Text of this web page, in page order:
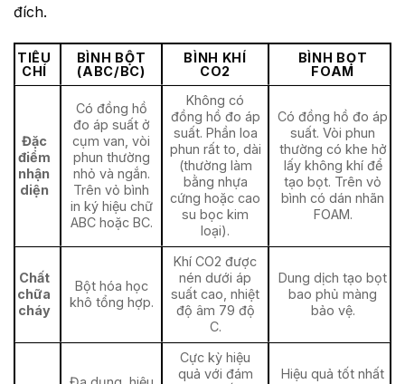
đích.
TIÊU
CHÍ
BÌNH BỘT
(ABC/BC)
BÌNH KHÍ
CO2
BÌNH BỌT
FOAM
Đặc
điểm
nhận
diện
Có đồng hồ
đo áp suất ở
cụm van, vòi
phun thường
nhỏ và ngắn.
Trên vỏ bình
in ký hiệu chữ
ABC hoặc BC.
Không có
đồng hồ đo áp
suất. Phần loa
phun rất to, dài
(thường làm
bằng nhựa
cứng hoặc cao
su bọc kim
loại).
Có đồng hồ đo áp
suất. Vòi phun
thường có khe hở
lấy không khí để
tạo bọt. Trên vỏ
bình có dán nhãn
FOAM.
Chất
chữa
cháy
Bột hóa học
khô tổng hợp.
Khí CO2 được
nén dưới áp
suất cao, nhiệt
độ âm 79 độ
C.
Dung dịch tạo bọt
bao phủ màng
bảo vệ.
Cực kỳ hiệu
quả với đám
Hiệu quả tốt nhất